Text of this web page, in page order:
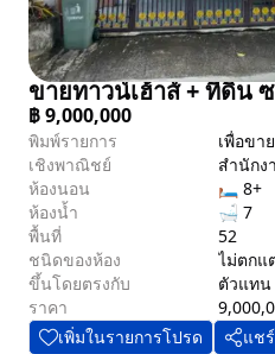
ขายทาวน์เฮ้าส์ + ที่ดิน
฿9,000,000
พิมพ์รายการ
เพื่อขาย
เชิงพาณิชย์
สำนักง
ห้องนอน
🛏 8+
ห้องน้ำ
🛁 7
พื้นที่
52
ชนิดของห้อง
ไม่ตกแ
ขึ้นโดยตรงกับ
ตัวแทน
ราคา
เพิ่มในรายการโปรด
แชร์